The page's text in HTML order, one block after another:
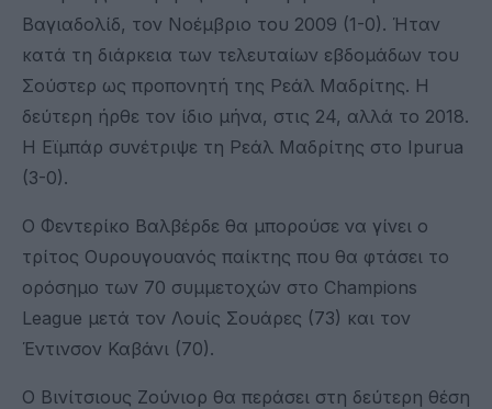
Βαγιαδολίδ, τον Νοέμβριο του 2009 (1-0). Ήταν
κατά τη διάρκεια των τελευταίων εβδομάδων του
Σούστερ ως προπονητή της Ρεάλ Μαδρίτης. Η
δεύτερη ήρθε τον ίδιο μήνα, στις 24, αλλά το 2018.
Η Εϊμπάρ συνέτριψε τη Ρεάλ Μαδρίτης στο Ipurua
(3-0).
Ο Φεντερίκο Βαλβέρδε θα μπορούσε να γίνει ο
τρίτος Ουρουγουανός παίκτης που θα φτάσει το
ορόσημο των 70 συμμετοχών στο Champions
League μετά τον Λουίς Σουάρες (73) και τον
Έντινσον Καβάνι (70).
Ο Βινίτσιους Ζούνιορ θα περάσει στη δεύτερη θέση